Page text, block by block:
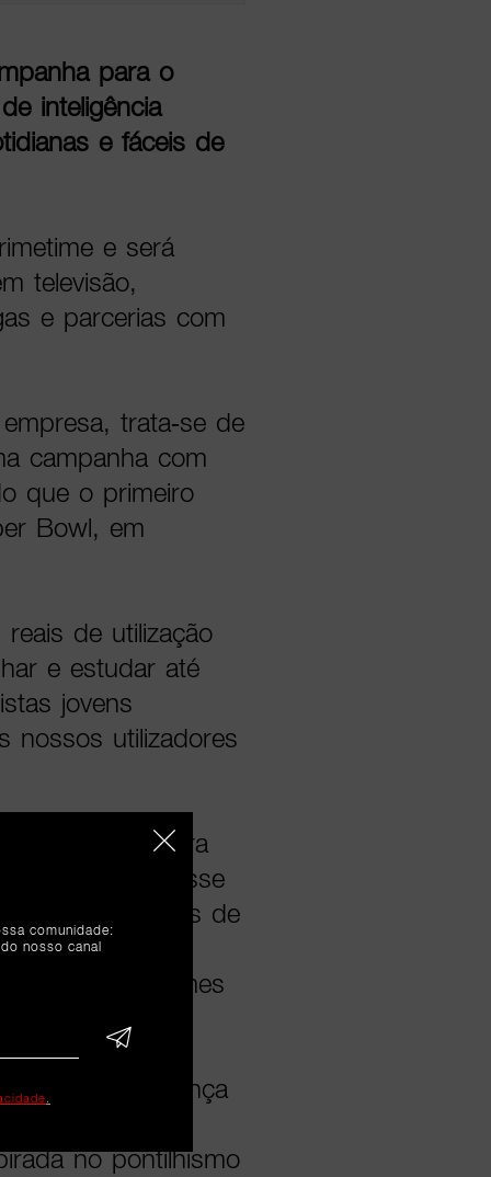
para o
inteligência
e fáceis de
e será
televisão,
e parcerias com
trata-se de
campanha com
que o primeiro
Bowl, em
de utilização
e estudar até
jovens
nossos utilizadores
o ChatGPT para
um novo interesse
de dicas de
planear uma
Novos filmes
uma mudança
no pontilhismo
comunidade:
nosso canal
.